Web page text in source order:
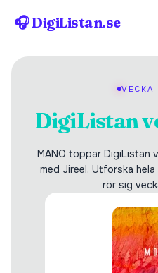
🎧 DigiListan.se
DigiListan
MANO toppar DigiListan
med Jireel. Utforska
rör sig